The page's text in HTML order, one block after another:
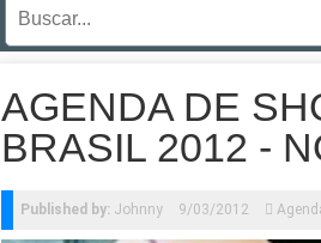
AGENDA DE
BRASIL 2012 -
Published by: Johnny 9/03/2012